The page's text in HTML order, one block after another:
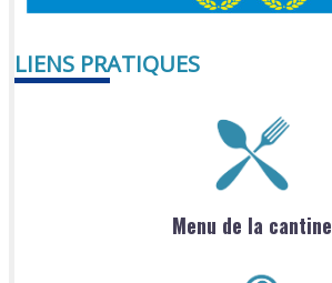
LIENS PRATIQUES
Menu de la cantine